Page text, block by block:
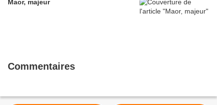
Maor, majeur
Commentaires